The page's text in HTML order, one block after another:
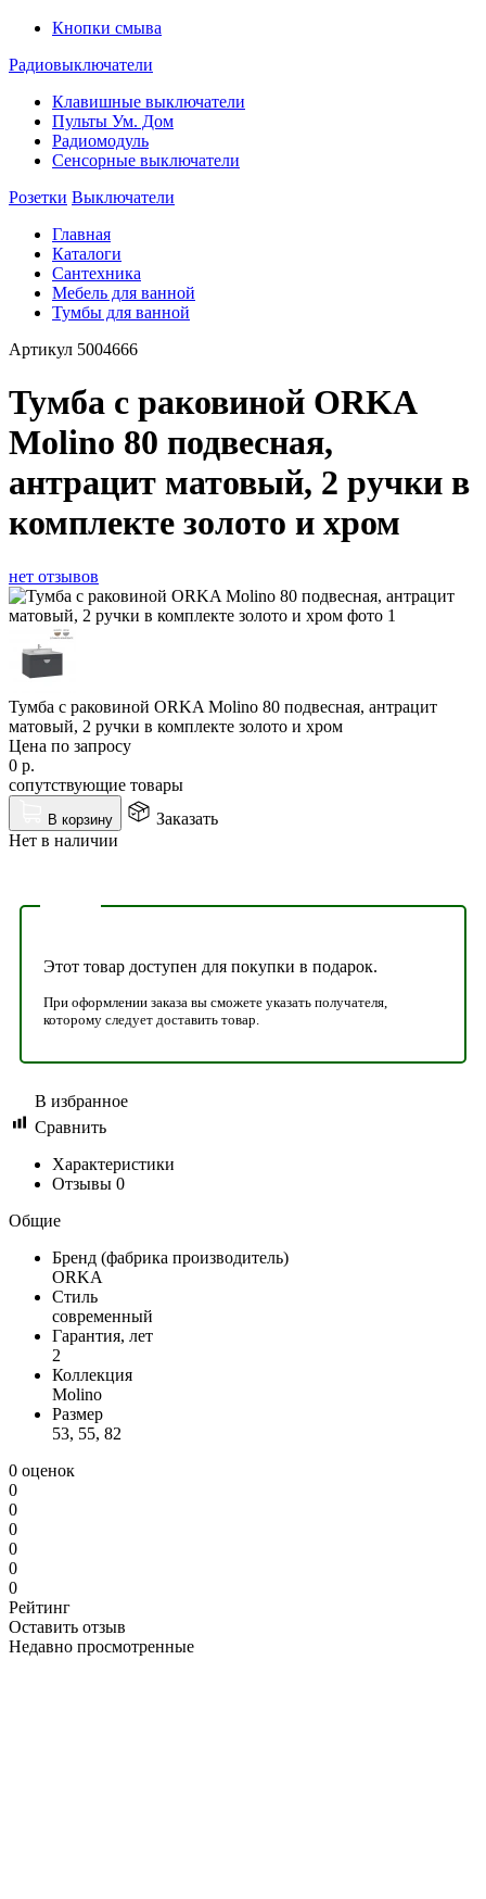
Кнопки смыва
Радиовыключатели
Клавишные выключатели
Пульты Ум. Дом
Радиомодуль
Сенсорные выключатели
Розетки Выключатели
Главная
Каталоги
Сантехника
Мебель для ванной
Тумбы для ванной
Артикул 5004666
Тумба с раковиной ORKA
Molino 80 подвесная,
антрацит матовый, 2 ручки в
комплекте золото и хром
нет отзывов
Тумба с раковиной ORKA Molino 80 подвесная, антрацит
матовый, 2 ручки в комплекте золото и хром
Цена по запросу
0 р.
сопутствующие товары
В корзину
Заказать
Нет в наличии
Этот товар доступен для покупки в подарок.
При оформлении заказа вы сможете указать получателя,
которому следует доставить товар.
В избранное
Сравнить
Характеристики
Отзывы 0
Общие
Бренд (фабрика производитель)
ORKA
Стиль
современный
Гарантия, лет
2
Коллекция
Molino
Размер
53, 55, 82
0 оценок
0
0
0
0
0
0
Рейтинг
Оставить отзыв
Недавно просмотренные